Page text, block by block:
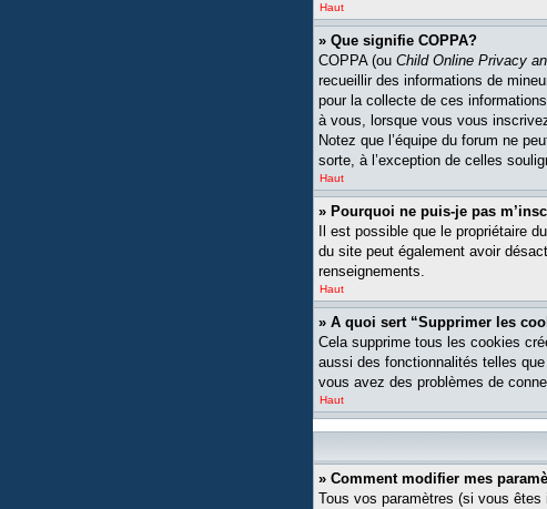
Haut
» Que signifie COPPA?
COPPA (ou Child Online Privacy
recueillir des informations de
pour la collecte de ces
à vous, lorsque vous vous
Notez que l’équipe du forum ne
sorte, à l’exception de celles
Haut
» Pourquoi ne puis-je pas
Il est possible que le propriétaire
du site peut également avoir
renseignements.
Haut
» A quoi sert “Supprimer les
Cela supprime tous les cookies
aussi des fonctionnalités telles
vous avez des problèmes de
Haut
» Comment modifier mes
Tous vos paramètres (si vous